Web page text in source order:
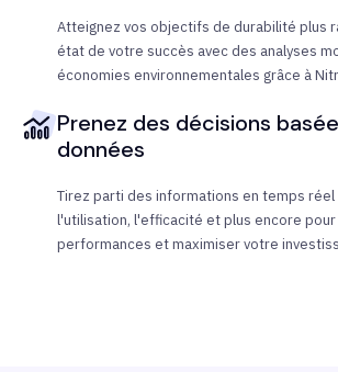
Atteignez vos objectifs de durabilité plus
état de votre succès avec des analyses
économies environnementales grâce à
Prenez des décisions
données
Tirez parti des informations en temps
l'utilisation, l'efficacité et plus encore
performances et maximiser votre